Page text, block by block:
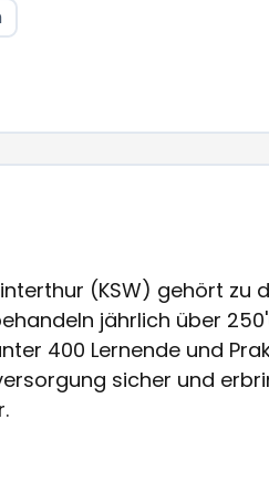
(KSW) gehört zu
jährlich über
400 Lernende und
sicher und